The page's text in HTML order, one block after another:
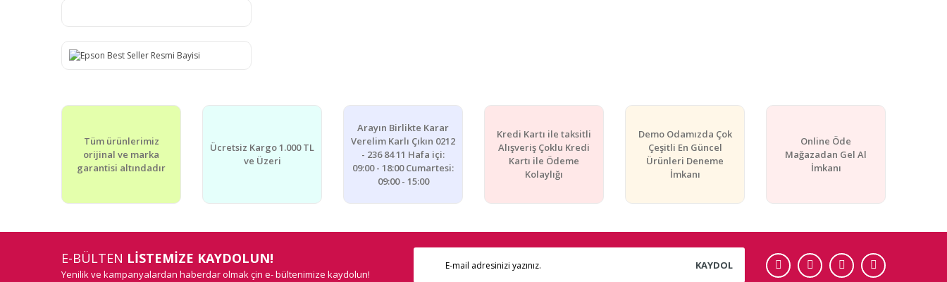
Tüm ürünlerimiz
orijinal ve marka
garantisi altındadır
Ücretsiz Kargo 1.000 TL
ve Üzeri
Arayın Birlikte Karar
Verelim Karlı Çıkın 0212
- 236 84 11 Hafa içi:
09:00 - 18:00 Cumartesi:
09:00 - 15:00
Kredi Kartı ile taksitli
Alışveriş Çoklu Kredi
Kartı ile Ödeme
Kolaylığı
Demo Odamızda Çok
Çeşitli En Güncel
Ürünleri Deneme
İmkanı
Online Öde
Mağazadan Gel Al
İmkanı
E-BÜLTEN LİSTEMİZE KAYDOLUN!
Yenilik ve kampanyalardan haberdar olmak çin e- bültenimize kaydolun!
KAYDOL